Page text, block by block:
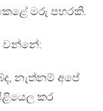
මරු පහරකි.
වන්නේ:
නැත්නම් අපේ
කර